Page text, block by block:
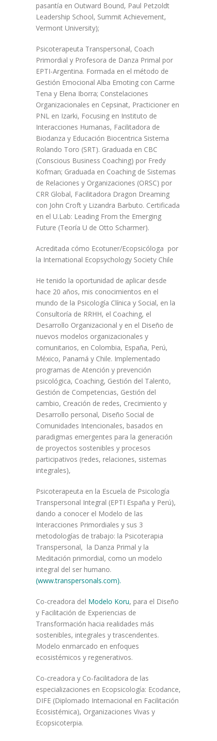
pasantía en Outward Bound, Paul Petzoldt
Leadership School, Summit Achievement,
Vermont University);
Psicoterapeuta Transpersonal, Coach
Primordial y Profesora de Danza Primal por
EPTI-Argentina. Formada en el método de
Gestión Emocional Alba Emoting con Carme
Tena y Elena Iborra; Constelaciones
Organizacionales en Cepsinat, Practicioner en
PNL en Izarki, Focusing en Instituto de
Interacciones Humanas, Facilitadora de
Biodanza y Educación Biocentrica Sistema
Rolando Toro (SRT). Graduada en CBC
(Conscious Business Coaching) por Fredy
Kofman; Graduada en Coaching de Sistemas
de Relaciones y Organizaciones (ORSC) por
CRR Global, Facilitadora Dragon Dreaming
con John Croft y Lizandra Barbuto. Certificada
en el U.Lab: Leading From the Emerging
Future (Teoría U de Otto Scharmer).
Acreditada cómo Ecotuner/Ecopsicóloga por
la International Ecopsychology Society Chile
He tenido la oportunidad de aplicar desde
hace 20 años, mis conocimientos en el
mundo de la Psicología Clínica y Social, en la
Consultoría de RRHH, el Coaching, el
Desarrollo Organizacional y en el Diseño de
nuevos modelos organizacionales y
comunitarios, en Colombia, España, Perú,
México, Panamá y Chile. Implementado
programas de Atención y prevención
psicológica, Coaching, Gestión del Talento,
Gestión de Competencias, Gestión del
cambio, Creación de redes, Crecimiento y
Desarrollo personal, Diseño Social de
Comunidades Intencionales, basados en
paradigmas emergentes para la generación
de proyectos sostenibles y procesos
participativos (redes, relaciones, sistemas
integrales),
Psicoterapeuta en la Escuela de Psicología
Transpersonal Integral (EPTI España y Perú),
dando a conocer el Modelo de las
Interacciones Primordiales y sus 3
metodologías de trabajo: la Psicoterapia
Transpersonal, la Danza Primal y la
Meditación primordial, como un modelo
integral del ser humano.
(www.transpersonals.com).
Co-creadora del Modelo Koru, para el Diseño
y Facilitación de Experiencias de
Transformación hacia realidades más
sostenibles, integrales y trascendentes.
Modelo enmarcado en enfoques
ecosistémicos y regenerativos.
Co-creadora y Co-facilitadora de las
especializaciones en Ecopsicología: Ecodance,
DIFE (Diplomado Internacional en Facilitación
Ecosistémica), Organizaciones Vivas y
Ecopsicoterpia.